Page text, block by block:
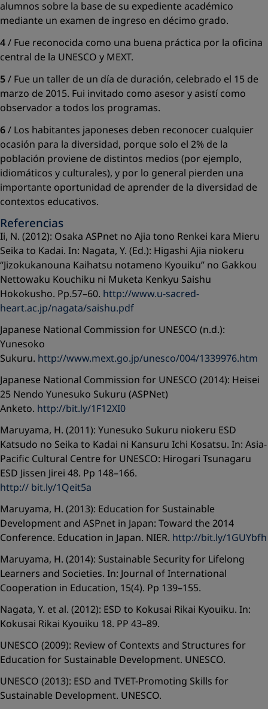
alumnos sobre la base de su expediente académico
mediante un examen de ingreso en décimo grado.
4/ Fue reconocida como una buena práctica por la oﬁcina
central de la UNESCO y MEXT.
5/ Fue un taller de un día de duración, celebrado el 15 de
marzo de 2015. Fui invitado como asesor y asistí como
observador a todos los programas.
6/ Los habitantes japoneses deben reconocer cualquier
ocasión para la diversidad, porque solo el 2% de la
población proviene de distintos medios (por ejemplo,
idiomáticos y culturales), y por lo general pierden una
importante oportunidad de aprender de la diversidad de
contextos educativos.
Referencias
Ii, N. (2012): Osaka ASPnet no Ajia tono Renkei kara Mieru
Seika to Kadai. In: Nagata, Y. (Ed.): Higashi Ajia niokeru
“Jizokukanouna Kaihatsu notameno Kyouiku” no Gakkou
Nettowaku Kouchiku ni Muketa Kenkyu Saishu
Hokokusho. Pp.57–60. http://www.u-sacred-
heart.ac.jp/nagata/saishu.pdf
Japanese National Commission for UNESCO (n.d.):
Yunesoko
Sukuru. http://www.mext.go.jp/unesco/004/1339976.htm
Japanese National Commission for UNESCO (2014): Heisei
25 Nendo Yunesuko Sukuru (ASPNet)
Anketo. http://bit.ly/1F12XI0
Maruyama, H. (2011): Yunesuko Sukuru niokeru ESD
Katsudo no Seika to Kadai ni Kansuru Ichi Kosatsu. In: Asia-
Pacific Cultural Centre for UNESCO: Hirogari Tsunagaru
ESD Jissen Jirei 48. Pp 148–166.
http:// bit.ly/1Qeit5a
Maruyama, H. (2013): Education for Sustainable
Development and ASPnet in Japan: Toward the 2014
Conference. Education in Japan. NIER. http://bit.ly/1GUYbfh
Maruyama, H. (2014): Sustainable Security for Lifelong
Learners and Societies. In: Journal of International
Cooperation in Education, 15(4). Pp 139–155.
Nagata, Y. et al. (2012): ESD to Kokusai Rikai Kyouiku. In:
Kokusai Rikai Kyouiku 18. PP 43–89.
UNESCO (2009): Review of Contexts and Structures for
Education for Sustainable Development. UNESCO.
UNESCO (2013): ESD and TVET-Promoting Skills for
Sustainable Development. UNESCO.